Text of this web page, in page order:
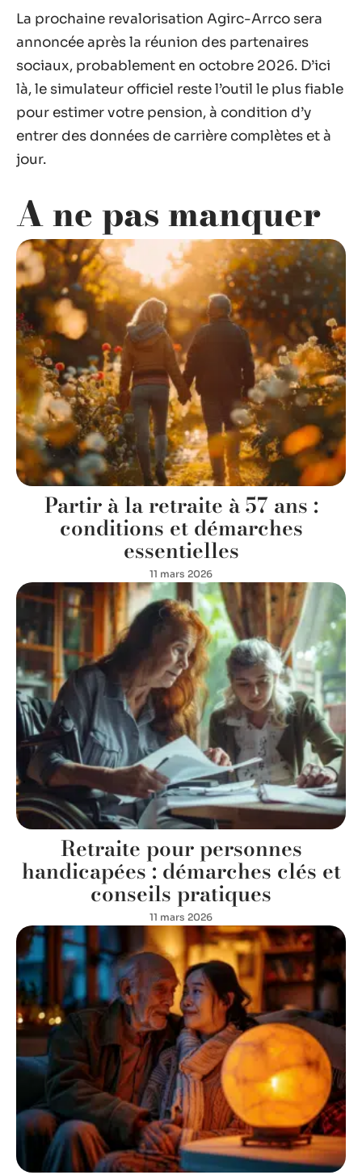
La prochaine revalorisation Agirc-Arrco sera
annoncée après la réunion des partenaires
sociaux, probablement en octobre 2026. D’ici
là, le simulateur officiel reste l’outil le plus fiable
pour estimer votre pension, à condition d’y
entrer des données de carrière complètes et à
jour.
A ne pas manquer
Partir à la retraite à 57 ans :
conditions et démarches
essentielles
11 mars 2026
Retraite pour personnes
handicapées : démarches clés et
conseils pratiques
11 mars 2026